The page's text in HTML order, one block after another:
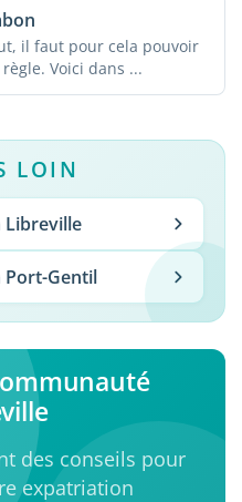
il faut pour cela pouvoir
Voici dans ...
LOIN
Libreville
Port-Gentil
des conseils pour
expatriation